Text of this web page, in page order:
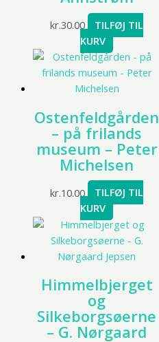
kr.30.00
TILFØJ TIL
KURV
Ostenfeldgården
– på frilands
museum – Peter
Michelsen
kr.10.00
TILFØJ TIL
KURV
Himmelbjerget
og
Silkeborgsøerne
– G. Nørgaard